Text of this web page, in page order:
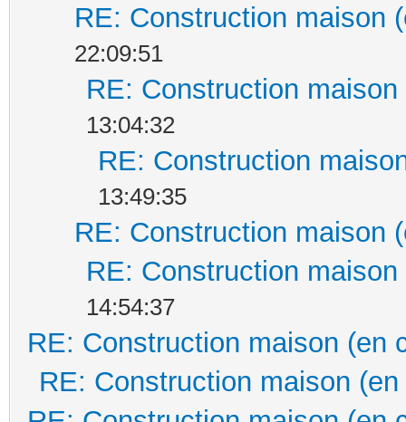
RE: Construction maison
22:09:51
RE: Construction
13:04:32
RE: Construction
13:49:35
RE: Construction maison
RE: Construction
14:54:37
RE: Construction maison (en
RE: Construction maison